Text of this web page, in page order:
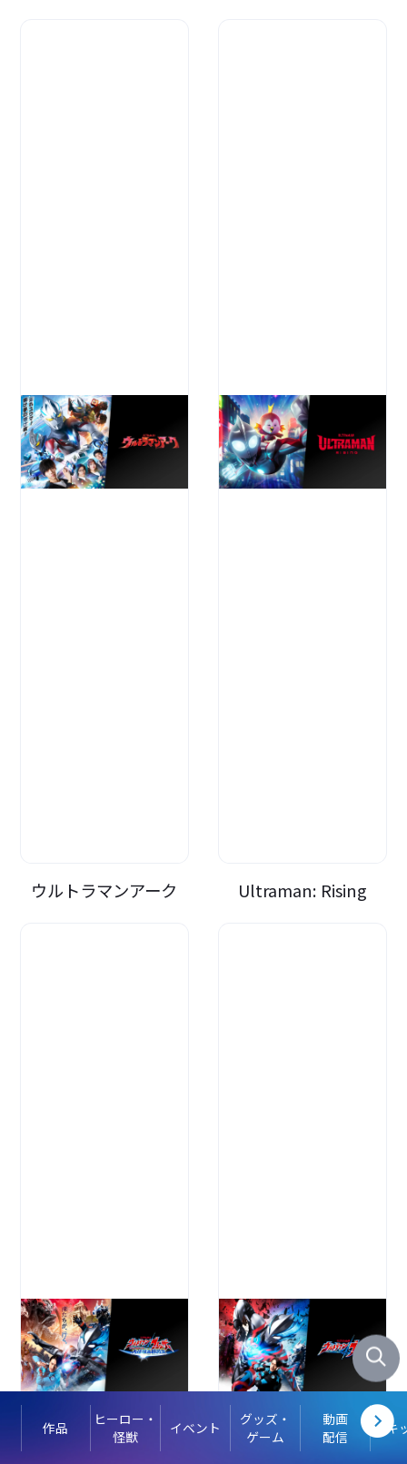
作品
ヒーロー・
怪獣
イベント
グッズ・
ゲーム
動画
配信
キ
ウルトラマンアーク Ultraman: Rising